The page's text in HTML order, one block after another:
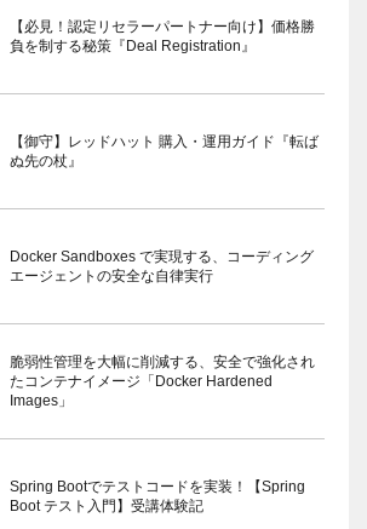
【必見！認定リセラーパートナー向け】価格勝
負を制する秘策『Deal Registration』
【御守】レッドハット 購入・運用ガイド『転ば
ぬ先の杖』
Docker Sandboxes で実現する、コーディング
エージェントの安全な自律実行
脆弱性管理を大幅に削減する、安全で強化され
たコンテナイメージ「Docker Hardened
Images」
Spring Bootでテストコードを実装！【Spring
Boot テスト入門】受講体験記